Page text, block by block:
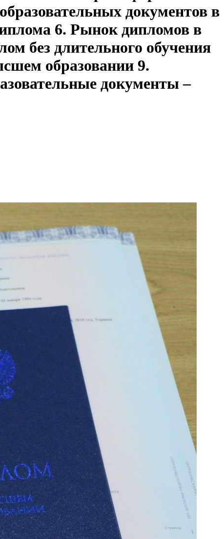
документов в
6. Рынок дипломов в
без длительного обучения
образовании 9.
документы –